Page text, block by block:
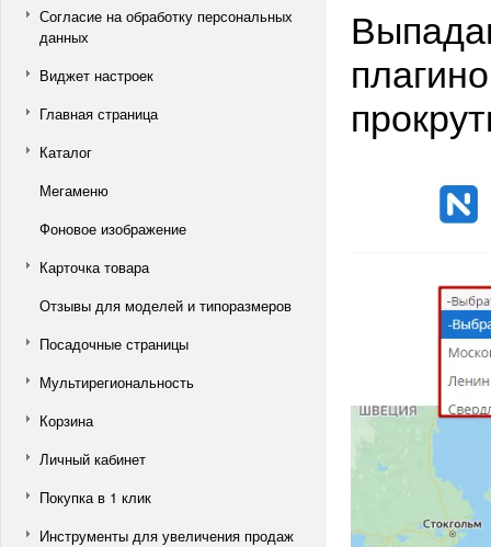
Согласие на обработку персональных
данных
Виджет настроек
Главная страница
Каталог
Мегаменю
Фоновое изображение
Карточка товара
Отзывы для моделей и типоразмеров
Посадочные страницы
Мультирегиональность
Корзина
Личный кабинет
Покупка в 1 клик
Инструменты для увеличения продаж